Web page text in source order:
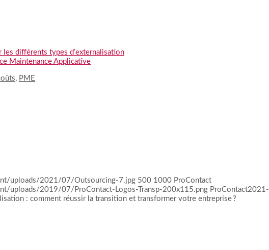
différents types d’externalisation
Maintenance Applicative
, PME
uploads/2021/07/Outsourcing-7.jpg 500 1000 ProContact
uploads/2019/07/ProContact-Logos-Transp-200x115.png ProContact2021-
: comment réussir la transition et transformer votre entreprise ?